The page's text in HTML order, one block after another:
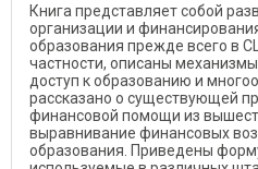
Книга представляет собой
организации и
образования прежде всего в
частности, описаны
доступ к образованию и
рассказано о существующей
финансовой помощи из
выравнивание финансовых
образования. Приведены